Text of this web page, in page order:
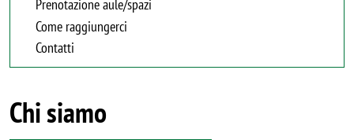
Prenotazione aule/spazi
Come raggiungerci
Contatti
Chi siamo